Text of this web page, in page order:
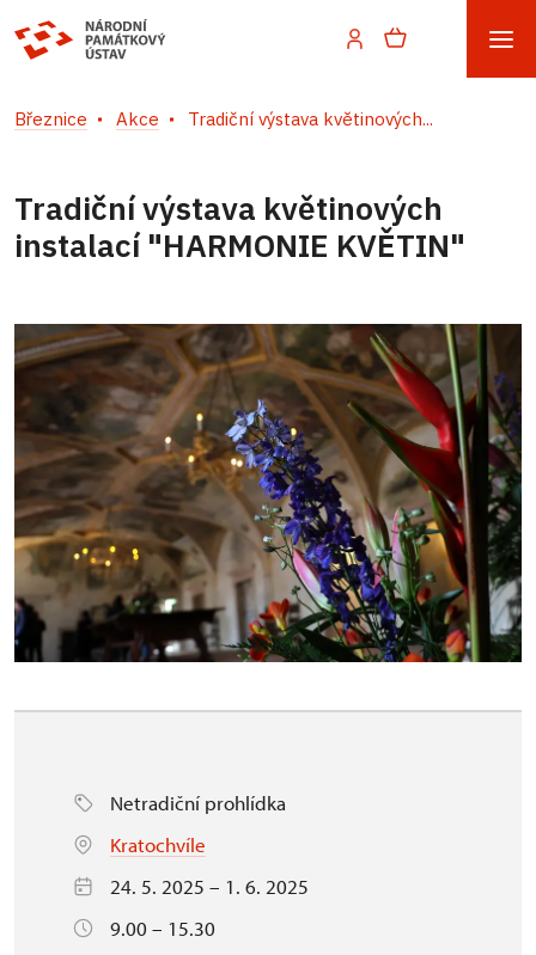
Březnice Akce Tradiční výstava květinových...
Tradiční výstava květinových
instalací "HARMONIE KVĚTIN"
Netradiční prohlídka
Kratochvíle
24. 5. 2025 – 1. 6. 2025
9.00 – 15.30